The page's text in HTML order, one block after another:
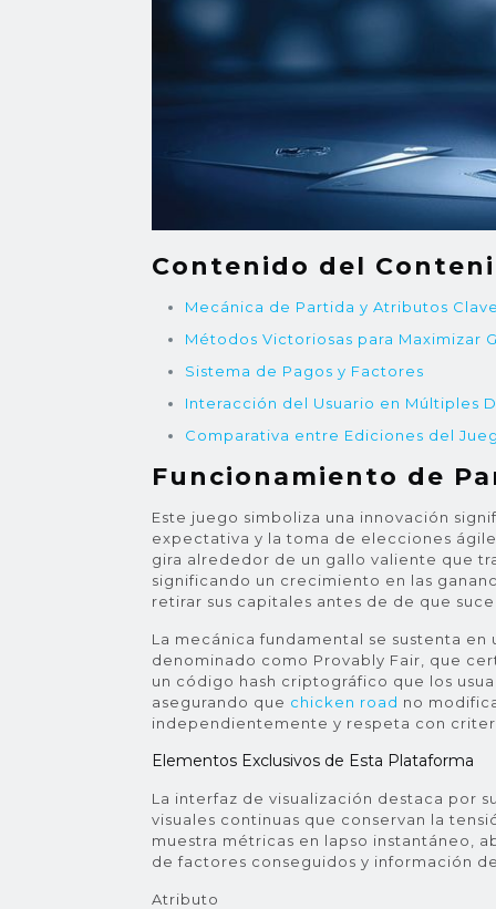
Contenido del
Mecánica de Partida y Atributos
Métodos Victoriosas para Maximizar
Sistema de Pagos y Factores
Interacción del Usuario en Múltiples
Comparativa entre Ediciones del
Funcionamiento de
Este juego simboliza una innovación
expectativa y la toma de elecciones
gira alrededor de un gallo valiente que
significando un crecimiento en las
retirar sus capitales antes de de que
La mecánica fundamental se sustenta
denominado como Provably Fair, que
un código hash criptográfico que los
asegurando que chicken road no
independientemente y respeta con
Elementos Exclusivos de Esta Plataforma
La interfaz de visualización destaca por
visuales continuas que conservan la
muestra métricas en lapso instantáneo,
de factores conseguidos y información
Atributo